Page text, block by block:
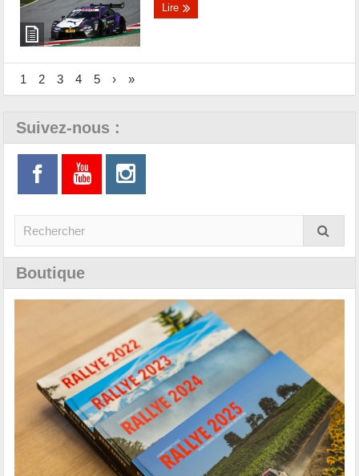
Lire
1 2 3 4 5 › »
Suivez-nous :
Boutique